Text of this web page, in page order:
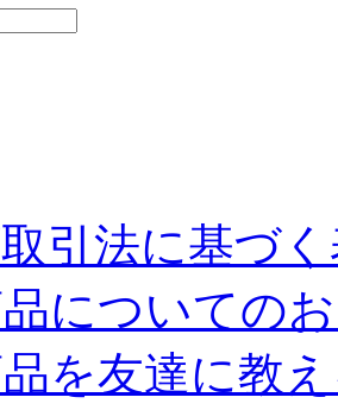
引法に基づ
についての
を友達に教